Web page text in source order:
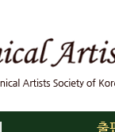
출